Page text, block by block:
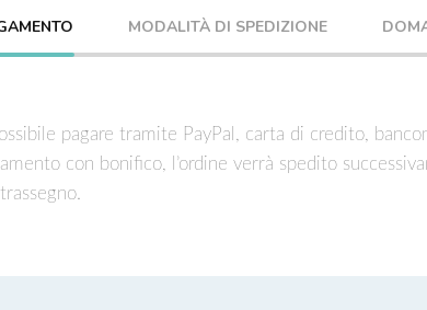
MODALITÀ DI SPEDIZIONE
pagare tramite PayPal, carta di credito,
con bonifico, l’ordine verrà spedito